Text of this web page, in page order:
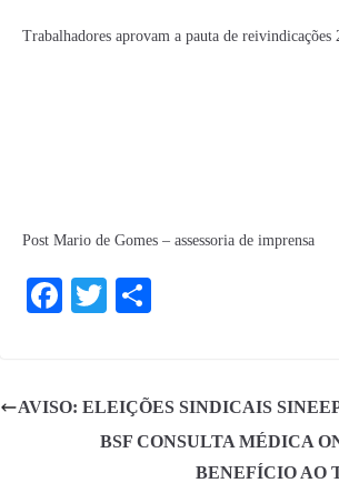
Trabalhadores aprovam a pauta de reivindicações
Post Mario de Gomes – assessoria de imprensa
Fa
ok
T
r
AVISO: ELEIÇÕES SINDICAIS
BSF CONSULTA MÉDICA
BENEFÍCIO AO